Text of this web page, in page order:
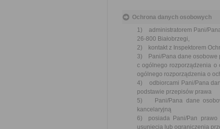
Ochrona danych osobowych
1) administratorem Pani/
26-800 Białobrzegi,
2) kontakt z Inspektorem
3) Pani/Pana dane osobowe
c ogólnego rozporządzenia o
ogólnego rozporządzenia o
4) odbiorcami Pani/Pana
podstawie przepisów prawa
5) Pani/Pana dane
kancelaryjną
6) posiada Pani/Pan prawo
usunięcia lub ograniczenia